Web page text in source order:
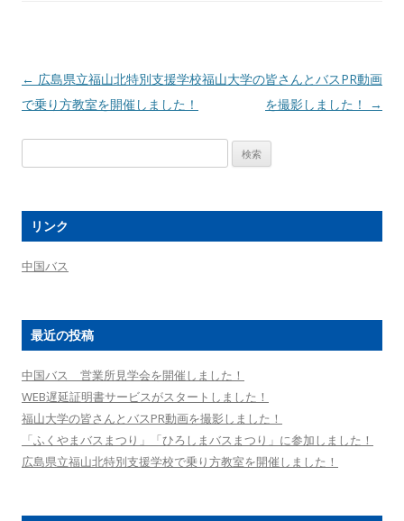
投
稿
シ
← 広島県立福山北特別支援学校
で乗り方教室を開催しました！
福山大学の皆さんとバスPR動画
を撮影しました！
→
索
リンク
中国バス
最近の投稿
中国バス 営業所見学会を開催しました！
WEB遅延証明書サービスがスタートしました！
福山大学の皆さんとバスPR動画を撮影しました！
「ふくやまバスまつり」「ひろしまバスまつり」に参加しました！
広島県立福山北特別支援学校で乗り方教室を開催しました！